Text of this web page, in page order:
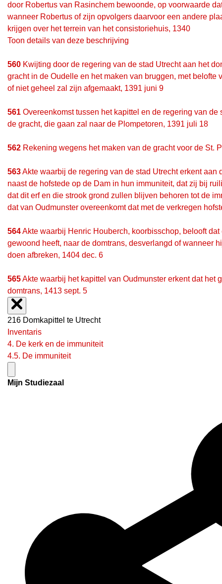
door Robertus van Rasinchem bewoonde, op voorwaarde
wanneer Robertus of zijn opvolgers daarvoor een andere
krijgen over het terrein van het consistoriehuis, 1340
Toon details van deze beschrijving
560 Kwijting door de regering van de stad Utrecht aan het
gracht in de Oudelle en het maken van bruggen, met
of niet geheel zal zijn afgemaakt, 1391 juni 9
561 Overeenkomst tussen het kapittel en de regering van
de gracht, die gaan zal naar de Plompetoren, 1391 juli 18
562 Rekening wegens het maken van de gracht voor de St.
563Akte waarbij de regering van de stad Utrecht erkent
naast de hofstede op de Dam in hun immuniteit, dat zij bij
dat dit erf en die strook grond zullen blijven behoren tot de
dat van Oudmunster overeenkomt dat met de verkregen
564Akte waarbij Henric Houberch, koorbisschop, belooft
gewoond heeft, naar de domtrans, desverlangd of wanneer
doen afbreken, 1404 dec. 6
565Akte waarbij het kapittel van Oudmunster erkent dat het
domtrans, 1413 sept. 5
216 Domkapittel te Utrecht
Inventaris
4. De kerk en de immuniteit
4.5. De immuniteit
Mijn Studiezaal